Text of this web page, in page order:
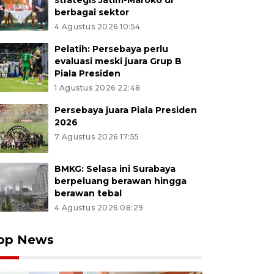
berbagai sektor
4 Agustus 2026 10:54
Pelatih: Persebaya perlu
evaluasi meski juara Grup B
Piala Presiden
1 Agustus 2026 22:48
Persebaya juara Piala Presiden
2026
7 Agustus 2026 17:55
BMKG: Selasa ini Surabaya
berpeluang berawan hingga
berawan tebal
4 Agustus 2026 08:29
News